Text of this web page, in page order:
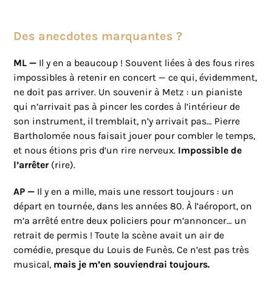
Des anecdotes marquantes ?
ML — Il y en a beaucoup ! Souvent liées à des fous rires
impossibles à retenir en concert — ce qui, évidemment,
ne doit pas arriver. Un souvenir à Metz : un pianiste
qui n’arrivait pas à pincer les cordes à l’intérieur de
son instrument, il tremblait, n’y arrivait pas… Pierre
Bartholomée nous faisait jouer pour combler le temps,
et nous étions pris d’un rire nerveux. Impossible de
l’arrêter(rire).
AP — Il y en a mille, mais une ressort toujours : un
départ en tournée, dans les années 80. À l’aéroport, on
m’a arrêté entre deux policiers pour m’annoncer… un
retrait de permis ! Toute la scène avait un air de
comédie, presque du Louis de Funès. Ce n’est pas très
musical, mais je m’en souviendrai toujours.